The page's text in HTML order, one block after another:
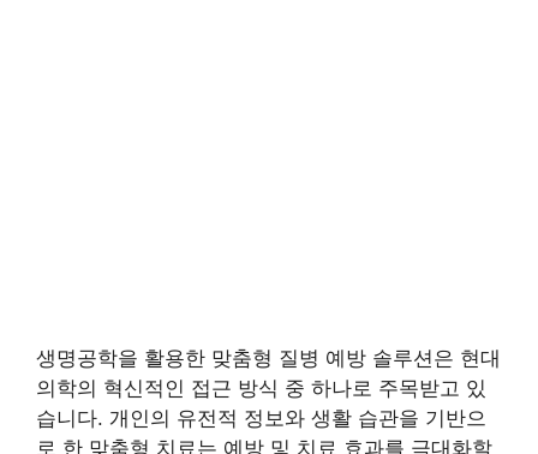
생명공학을 활용한 맞춤형 질병 예방 솔루션은 현대
의학의 혁신적인 접근 방식 중 하나로 주목받고 있
습니다. 개인의 유전적 정보와 생활 습관을 기반으
로 한 맞춤형 치료는 예방 및 치료 효과를 극대화할